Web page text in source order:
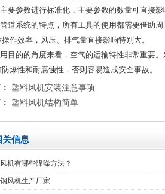
要参数进行标准化，主要参数的数量可直接
道系统的特点，所有工具的使用都需要借助
作效率，风压、排气量直接影响特别大。
目的的角度来看，空气的运输特性非常重要
爆性和耐腐蚀性，否则容易造成安全事故。
塑料风机安装注意事项
塑料风机结构简单
关信息
机有哪些降噪方法？
风机生产厂家